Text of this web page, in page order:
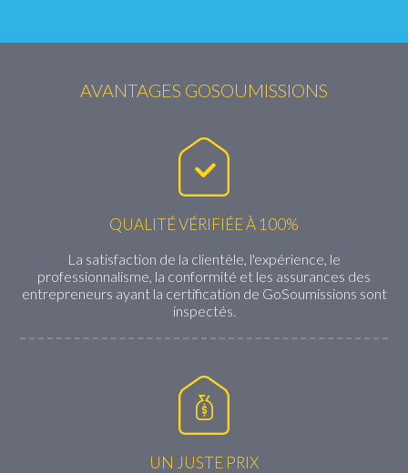
AVANTAGES GOSOUMISSIONS
QUALITÉ VÉRIFIÉE À 100%
La satisfaction de la clientèle, l'expérience, le
professionnalisme, la conformité et les assurances des
entrepreneurs ayant la certification de GoSoumissions sont
inspectés.
UN JUSTE PRIX